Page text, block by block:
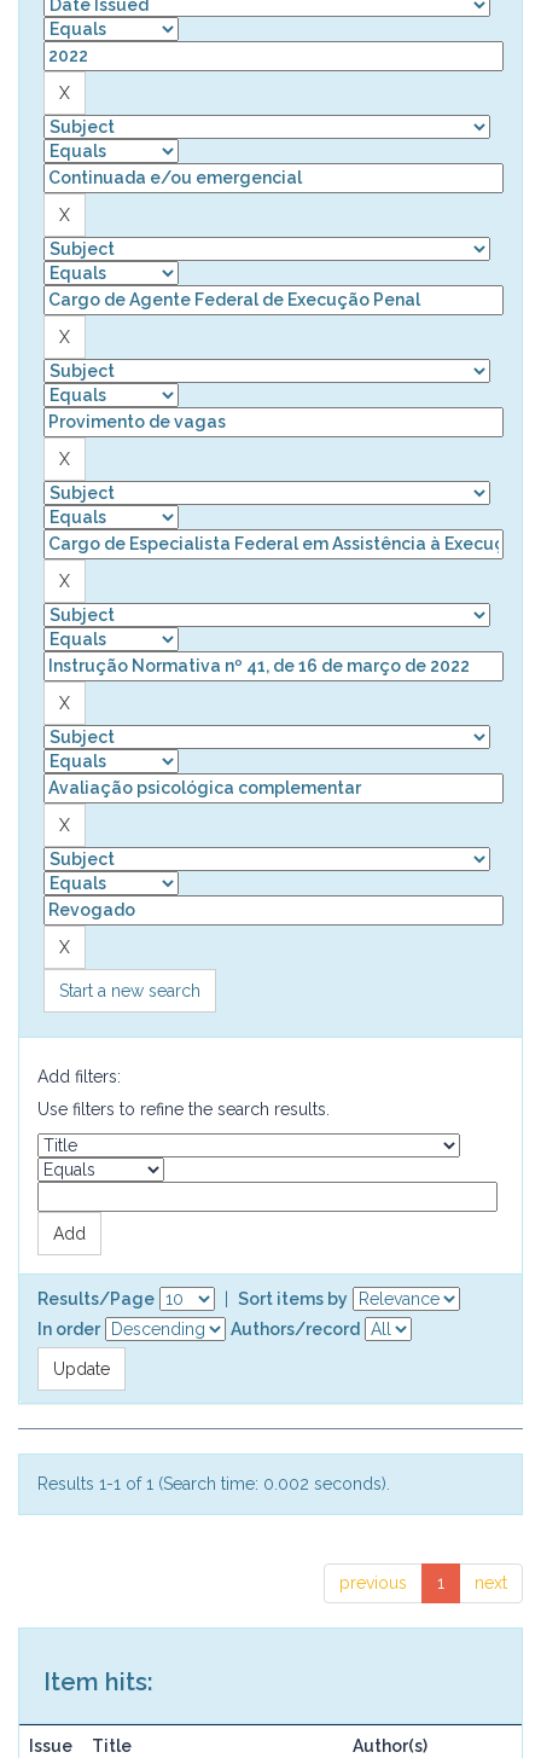
Start a new search
Add filters:
Use filters to refine the search results.
Results/Page
Sort items by
In order
Authors/record
Results 1-1 of 1 (Search time: 0.002 seconds).
previous 1 next
Item hits:
Issue Title Author(s)